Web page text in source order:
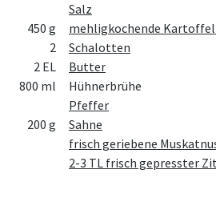
Salz
450 g
mehligkochende
2
Schalotten
2 EL
Butter
800 ml
Hühnerbrühe
Pfeffer
200 g
Sahne
frisch geriebene
2-3 TL frisch gepresster